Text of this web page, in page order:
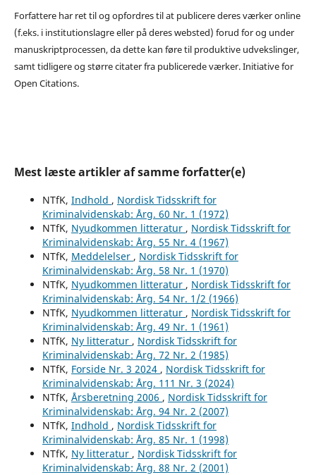
Forfattere har ret til og opfordres til at publicere deres værker online
(f.eks. i institutionslagre eller på deres websted) forud for og under
manuskriptprocessen, da dette kan føre til produktive udvekslinger,
samt tidligere og større citater fra publicerede værker. Initiative for
Open Citations.
Mest læste artikler af samme forfatter(e)
NTfK, Indhold , Nordisk Tidsskrift for
Kriminalvidenskab: Årg. 60 Nr. 1 (1972)
NTfK, Nyudkommen litteratur , Nordisk Tidsskrift for
Kriminalvidenskab: Årg. 55 Nr. 4 (1967)
NTfK, Meddelelser , Nordisk Tidsskrift for
Kriminalvidenskab: Årg. 58 Nr. 1 (1970)
NTfK, Nyudkommen litteratur , Nordisk Tidsskrift for
Kriminalvidenskab: Årg. 54 Nr. 1/2 (1966)
NTfK, Nyudkommen litteratur , Nordisk Tidsskrift for
Kriminalvidenskab: Årg. 49 Nr. 1 (1961)
NTfK, Ny litteratur , Nordisk Tidsskrift for
Kriminalvidenskab: Årg. 72 Nr. 2 (1985)
NTfK, Forside Nr. 3 2024 , Nordisk Tidsskrift for
Kriminalvidenskab: Årg. 111 Nr. 3 (2024)
NTfK, Årsberetning 2006 , Nordisk Tidsskrift for
Kriminalvidenskab: Årg. 94 Nr. 2 (2007)
NTfK, Indhold , Nordisk Tidsskrift for
Kriminalvidenskab: Årg. 85 Nr. 1 (1998)
NTfK, Ny litteratur , Nordisk Tidsskrift for
Kriminalvidenskab: Årg. 88 Nr. 2 (2001)